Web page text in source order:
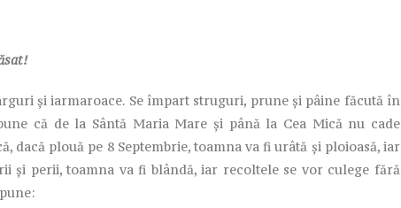
și iarmaroace. Se împart struguri, prune și pâine făcută în
că de la Sântă Maria Mare și până la Cea Mică nu cade
dacă plouă pe 8 Septembrie, toamna va fi urâtă și ploioasă, iar
și perii, toamna va fi blândă, iar recoltele se vor culege fără